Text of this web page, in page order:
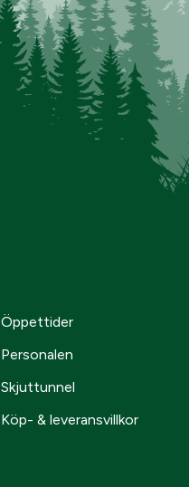
Öppettider
Personalen
Skjuttunnel
Köp- & leveransvillkor